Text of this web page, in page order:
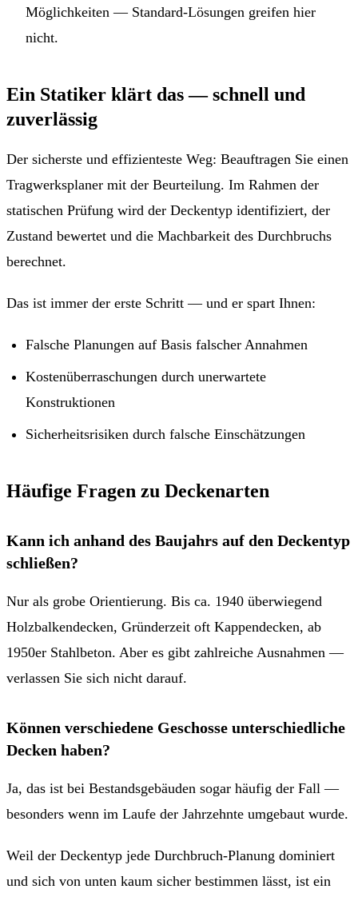
Möglichkeiten — Standard-Lösungen greifen hier
nicht.
Ein Statiker klärt das — schnell und
zuverlässig
Der sicherste und effizienteste Weg: Beauftragen Sie einen
Tragwerksplaner mit der Beurteilung. Im Rahmen der
statischen Prüfung wird der Deckentyp identifiziert, der
Zustand bewertet und die Machbarkeit des Durchbruchs
berechnet.
Das ist immer der erste Schritt — und er spart Ihnen:
Falsche Planungen auf Basis falscher Annahmen
Kostenüberraschungen durch unerwartete
Konstruktionen
Sicherheitsrisiken durch falsche Einschätzungen
Häufige Fragen zu Deckenarten
Kann ich anhand des Baujahrs auf den Deckentyp
schließen?
Nur als grobe Orientierung. Bis ca. 1940 überwiegend
Holzbalkendecken, Gründerzeit oft Kappendecken, ab
1950er Stahlbeton. Aber es gibt zahlreiche Ausnahmen —
verlassen Sie sich nicht darauf.
Können verschiedene Geschosse unterschiedliche
Decken haben?
Ja, das ist bei Bestandsgebäuden sogar häufig der Fall —
besonders wenn im Laufe der Jahrzehnte umgebaut wurde.
Weil der Deckentyp jede Durchbruch-Planung dominiert
und sich von unten kaum sicher bestimmen lässt, ist ein